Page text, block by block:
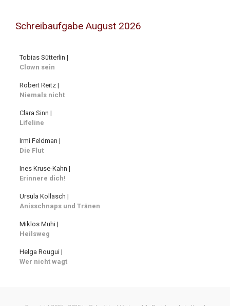
Schreibaufgabe August 2026
Tobias Sütterlin |
Clown sein
Robert Reitz |
Niemals nicht
Clara Sinn |
Lifeline
Irmi Feldman |
Die Flut
Ines Kruse-Kahn |
Erinnere dich!
Ursula Kollasch |
Anisschnaps und Tränen
Miklos Muhi |
Heilsweg
Helga Rougui |
Wer nicht wagt